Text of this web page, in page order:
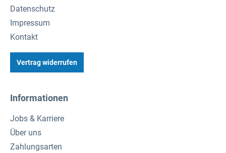
Datenschutz
Impressum
Kontakt
Vertrag widerrufen
Informationen
Jobs & Karriere
Über uns
Zahlungsarten